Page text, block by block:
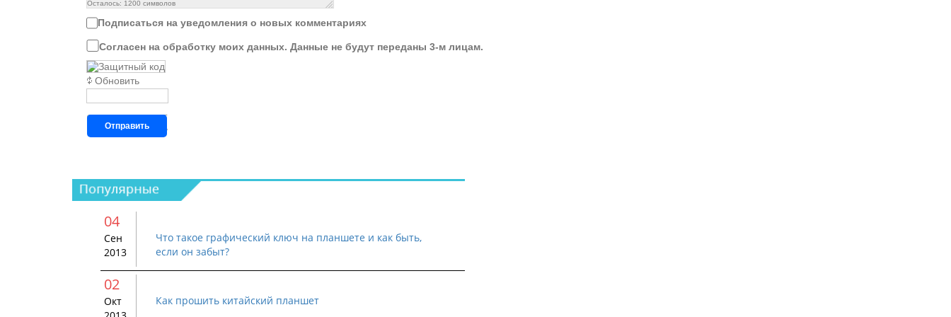
Осталось: 1200 символов
Подписаться на уведомления о новых комментариях
Согласен на обработку моих данных. Данные не будут переданы 3-м лицам.
Обновить
Отправить
04
Сен
2013
Что такое графический ключ на планшете и как быть,
если он забыт?
02
Окт
Как прошить китайский планшет